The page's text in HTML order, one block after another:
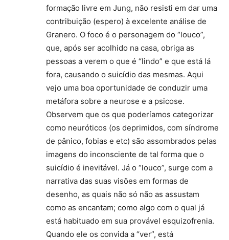
formação livre em Jung, não resisti em dar uma
contribuição (espero) à excelente análise de
Granero. O foco é o personagem do “louco”,
que, após ser acolhido na casa, obriga as
pessoas a verem o que é “lindo” e que está lá
fora, causando o suicídio das mesmas. Aqui
vejo uma boa oportunidade de conduzir uma
metáfora sobre a neurose e a psicose.
Observem que os que poderíamos categorizar
como neuróticos (os deprimidos, com síndrome
de pânico, fobias e etc) são assombrados pelas
imagens do inconsciente de tal forma que o
suicídio é inevitável. Já o “louco”, surge com a
narrativa das suas visões em formas de
desenho, as quais não só não as assustam
como as encantam; como algo com o qual já
está habituado em sua provável esquizofrenia.
Quando ele os convida a “ver”, está